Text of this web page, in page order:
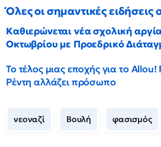
Όλες οι σημαντικές
Καθιερώνεται νέα σχολική
Οκτωβρίου με Προεδρικό
Το τέλος μιας εποχής για το
Ρέντη αλλάζει πρόσωπο
νεοναζί Βουλή φασισμός